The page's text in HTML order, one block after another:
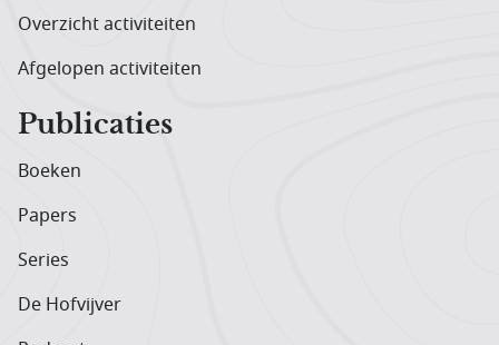
Overzicht activiteiten
Afgelopen activiteiten
Publicaties
Boeken
Papers
Series
De Hofvijver